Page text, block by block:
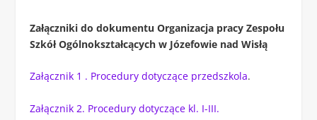
Załączniki do dokumentu Organizacja pracy Zespołu
Szkół Ogólnokształcących w Józefowie nad Wisłą
Załącznik 1 . Procedury dotyczące przedszkola.
Załącznik 2. Procedury dotyczące kl. I-III.